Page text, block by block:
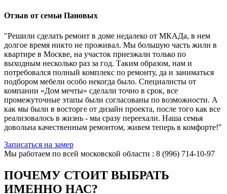
Отзыв от семьи Пановых
"Решили сделать ремонт в доме недалеко от МКАДа, в нем
долгое время никто не проживал. Мы большую часть жили в
квартире в Москве, на участок приезжали только по
выходным несколько раз за год. Таким образом, нам и
потребовался полный комплекс по ремонту, да и заниматься
подбором мебели особо некогда было. Специалисты от
компании «Дом мечты» сделали точно в срок, все
промежуточные этапы были согласованы по возможности. А
как мы были в восторге от дизайн проекта, после того как все
реализовалось в жизнь - мы сразу переехали. Наша семья
довольна качественным ремонтом, живем теперь в комфорте!"
Записаться на замер
Мы работаем по всей московской области : 8 (996) 714-10-97
ПОЧЕМУ СТОИТ ВЫБРАТЬ
ИМЕННО НАС?